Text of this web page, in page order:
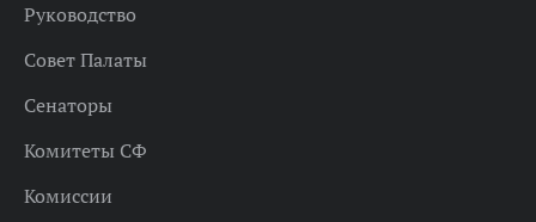
Руководство
Совет Палаты
Сенаторы
Комитеты СФ
Комиссии